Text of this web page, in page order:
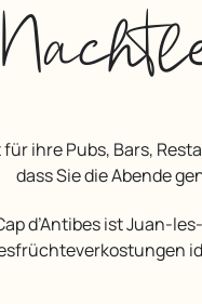
dass Sie die Abende